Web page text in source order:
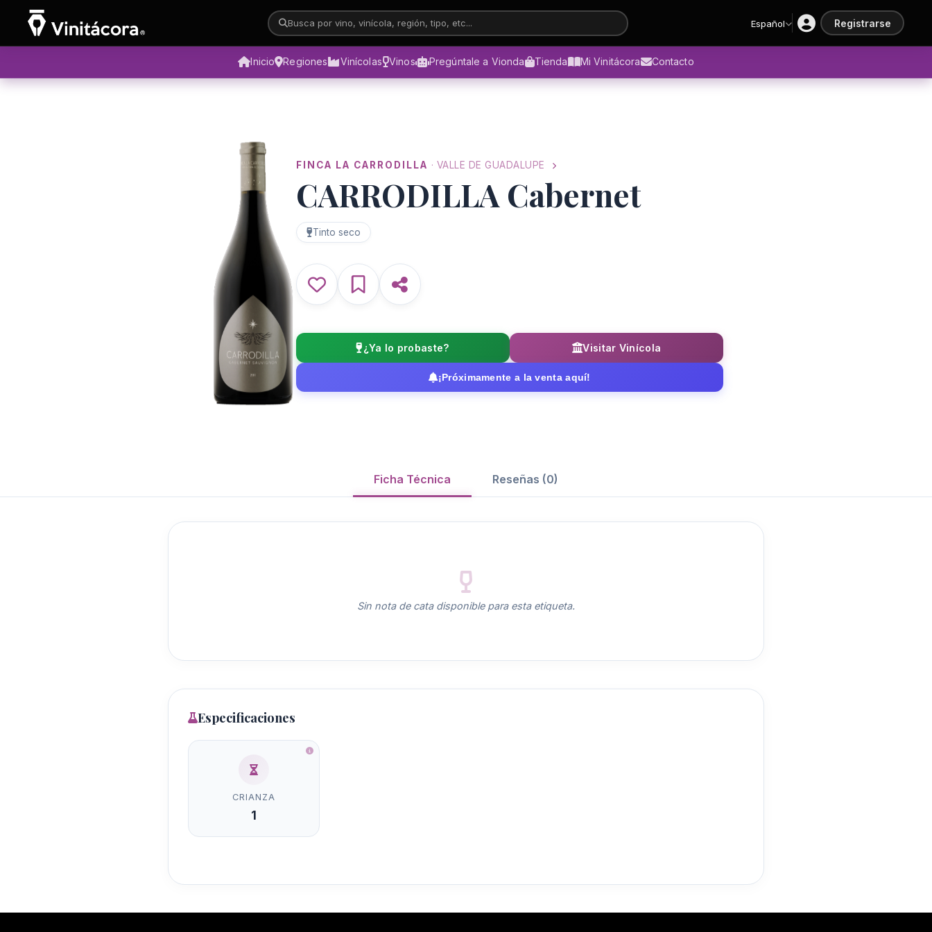
Busca por vino, vinícola, región, tipo, etc... Español Registrarse
Inicio Regiones Vinícolas Vinos Pregúntale a Vionda Tienda Mi Vinitácora Contacto
FINCA LA CARRODILLA · VALLE DE GUADALUPE
CARRODILLA Cabernet
Tinto seco
¿Ya lo probaste? Visitar Vinícola
¡Próximamente a la venta aquí!
Ficha Técnica Reseñas (0)
Sin nota de cata disponible para esta etiqueta.
Especificaciones
CRIANZA
1